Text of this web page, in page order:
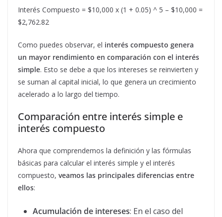
Interés Compuesto = $10,000 x (1 + 0.05) ^ 5 – $10,000 =
$2,762.82
Como puedes observar, el interés compuesto genera
un mayor rendimiento en comparación con el interés
simple. Esto se debe a que los intereses se reinvierten y
se suman al capital inicial, lo que genera un crecimiento
acelerado a lo largo del tiempo.
Comparación entre interés simple e
interés compuesto
Ahora que comprendemos la definición y las fórmulas
básicas para calcular el interés simple y el interés
compuesto, veamos las principales diferencias entre
ellos:
Acumulación de intereses: En el caso del